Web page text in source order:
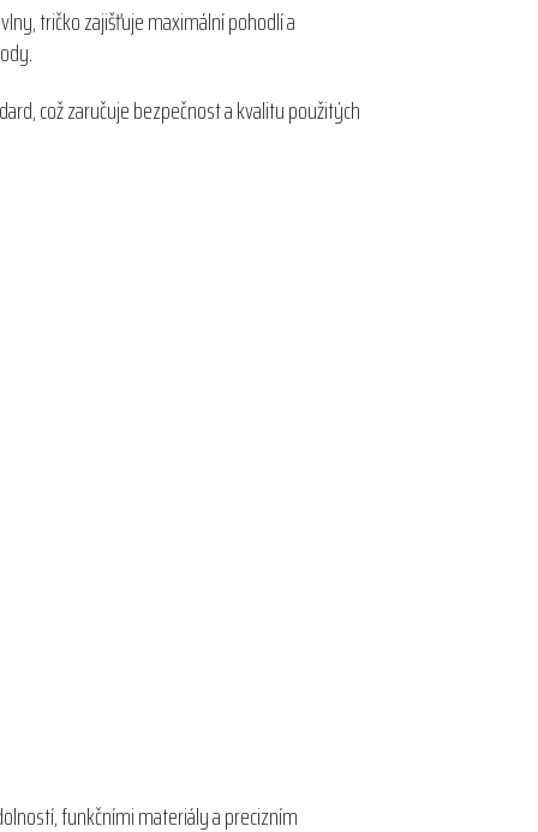
tričko zajišťuje maximální pohodlí a
což zaručuje bezpečnost a kvalitu použitých
funkčními materiály a precizním